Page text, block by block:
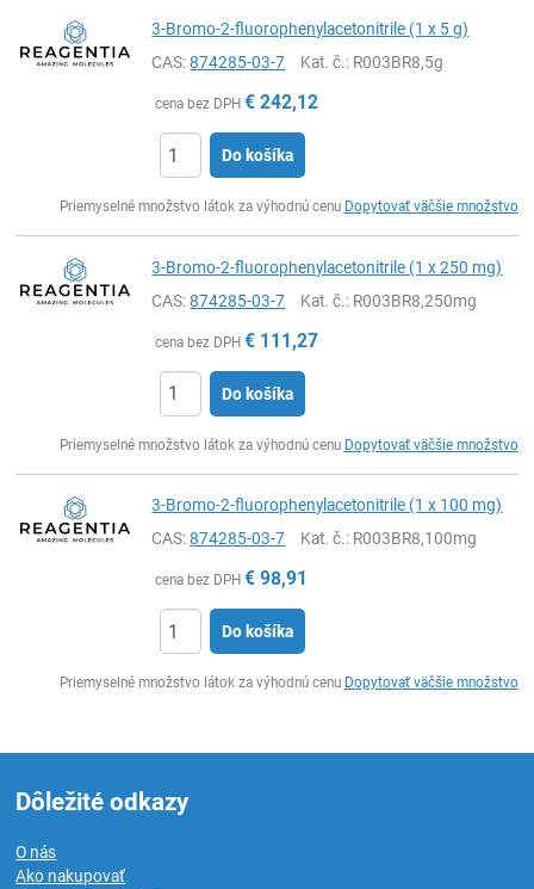
3-Bromo-2-fluorophenylacetonitrile (1 x 5 g)
CAS:874285-03-7 Kat. č.: R003BR8,5g
cena bez DPH € 242,12
Do košíka
Priemyselné množstvo látok za výhodnú cenu Dopytovať väčšie množstvo
3-Bromo-2-fluorophenylacetonitrile (1 x 250 mg)
CAS:874285-03-7 Kat. č.: R003BR8,250mg
cena bez DPH € 111,27
Do košíka
Priemyselné množstvo látok za výhodnú cenu Dopytovať väčšie množstvo
3-Bromo-2-fluorophenylacetonitrile (1 x 100 mg)
CAS:874285-03-7 Kat. č.: R003BR8,100mg
cena bez DPH € 98,91
Do košíka
Priemyselné množstvo látok za výhodnú cenu Dopytovať väčšie množstvo
Dôležité odkazy
O nás
Ako nakupovať